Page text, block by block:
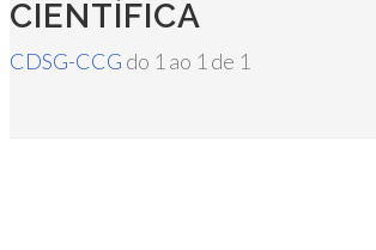
CIENTÍFICA
CDSG-CCG do 1 ao 1 de 1